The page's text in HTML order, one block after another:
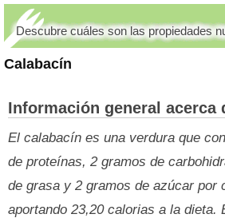
Calabacín
Descubre cuáles son las propiedades
Información general acerca
El calabacín es una verdura que
de proteínas, 2 gramos de
de grasa y 2 gramos de azúcar por
aportando 23,20 calorias a la dieta.